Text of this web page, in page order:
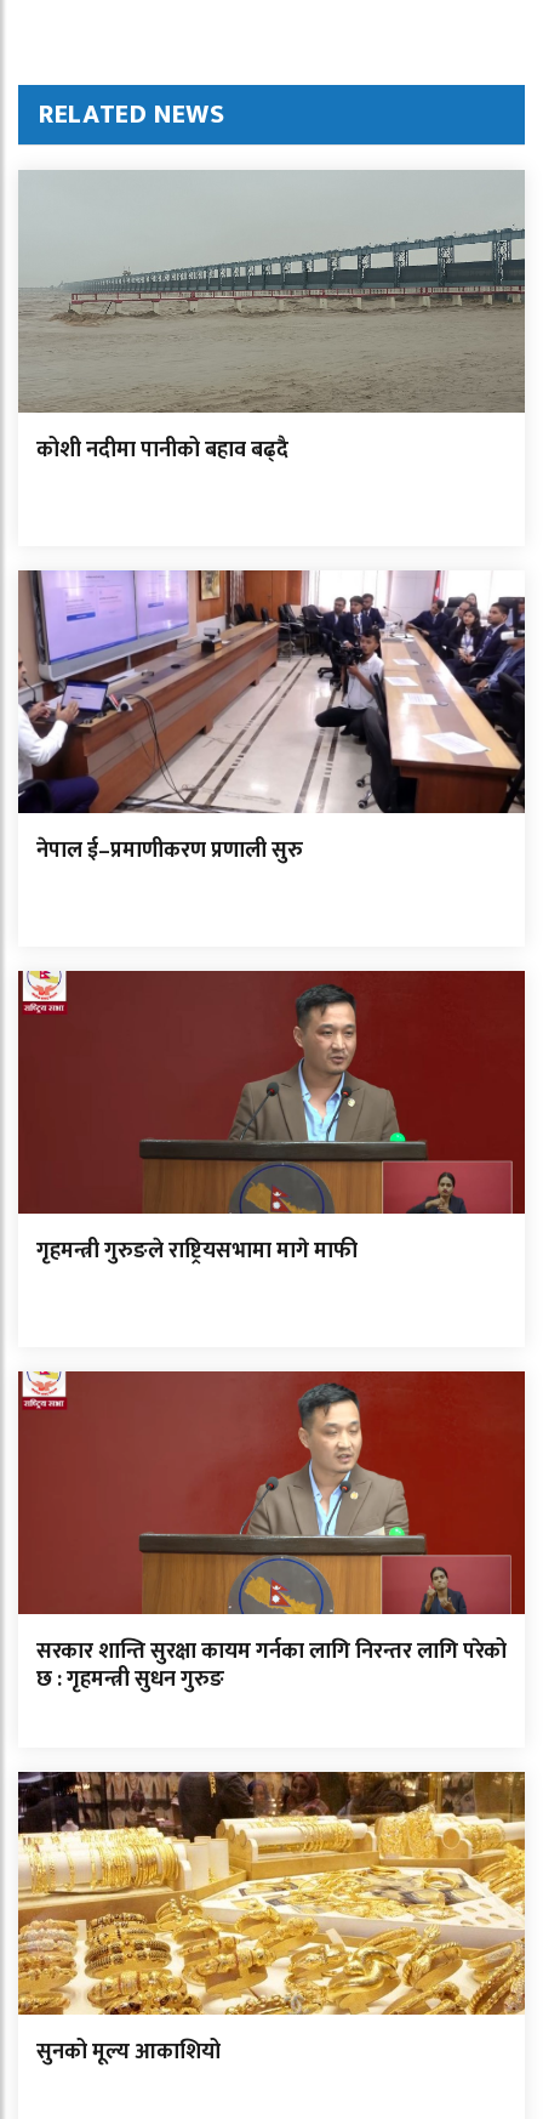
RELATED NEWS
कोशी नदीमा पानीको बहाव बढ्दै
नेपाल ई–प्रमाणीकरण प्रणाली सुरु
गृहमन्त्री गुरुङले राष्ट्रियसभामा मागे माफी
सरकार शान्ति सुरक्षा कायम गर्नका लागि निरन्तर लागि परेको
छ : गृहमन्त्री सुधन गुरुङ
सुनको मूल्य आकाशियो